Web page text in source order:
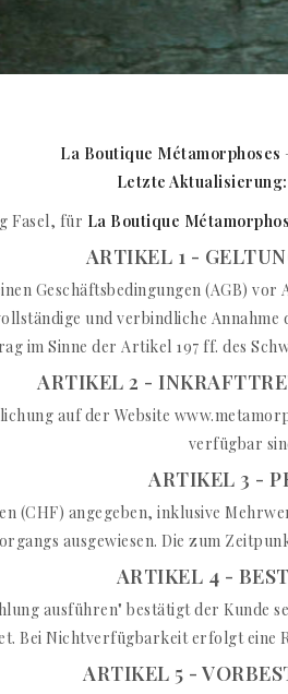
La Boutique Métamorphoses
Letzte
Fasel, für La Boutique
ARTIKEL 1 -
Geschäftsbedingungen (AGB)
und verbindliche
im Sinne der Artikel 197 ff. des
ARTIKEL 2 -
auf der Website
verfügbar
ARTIKEL 3 -
(CHF) angegeben, inklusive
ausgewiesen. Die zum
ARTIKEL 4 -
ausführen" bestätigt der Kunde
Bei Nichtverfügbarkeit erfolgt eine
ARTIKEL 5 -